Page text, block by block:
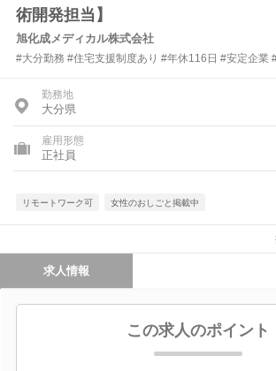
術開発担当】
旭化成メディカル株式会社
#大分勤務 #住宅支援制度あり #年休116日 #安定企業
勤務地
大分県
雇用形態
正社員
リモートワーク可 女性のおしごと掲載中
求人情報
この求人のポイント